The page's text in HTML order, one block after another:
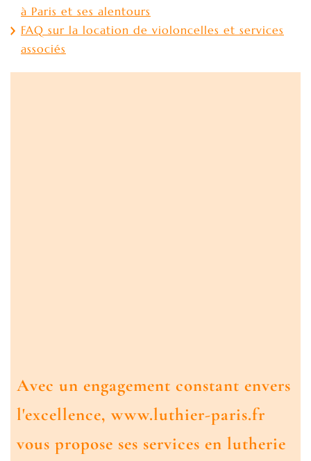
à Paris et ses alentours
FAQ sur la location de violoncelles et services
associés
Avec un engagement constant envers
l'excellence, www.luthier-paris.fr
vous propose ses services en lutherie